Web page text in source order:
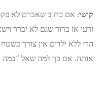
קושי: אם כתוב שאברם לא
זרעו אז ברור שגם לא יברר
הרי ללא ילדים אין צורך
אותה. אם כך למה שאל “במה